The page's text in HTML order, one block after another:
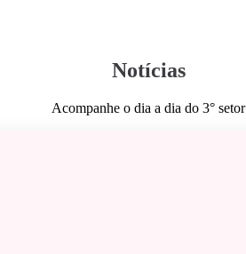
Notícias
Acompanhe o dia a dia do 3° setor